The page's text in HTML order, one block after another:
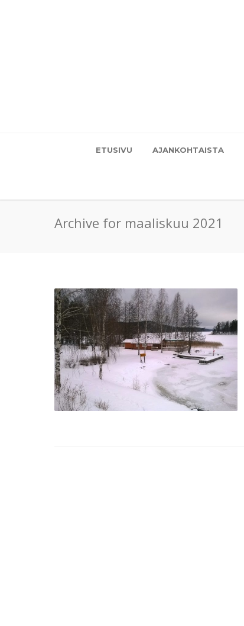
ETUSIVU AJANKOHTAISTA
Archive for maaliskuu 2021